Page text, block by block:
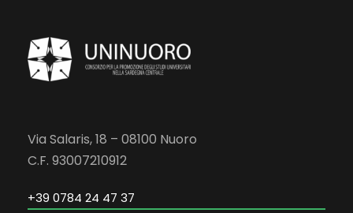
Via Salaris, 18 – 08100 Nuoro
C.F. 93007210912
+39 0784 24 47 37